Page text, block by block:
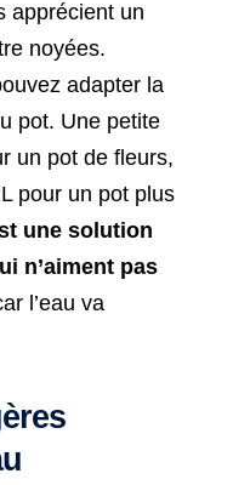
apprécient un
noyées.
adapter la
pot. Une petite
un pot de fleurs,
pour un pot plus
une solution
n’aiment pas
l’eau va